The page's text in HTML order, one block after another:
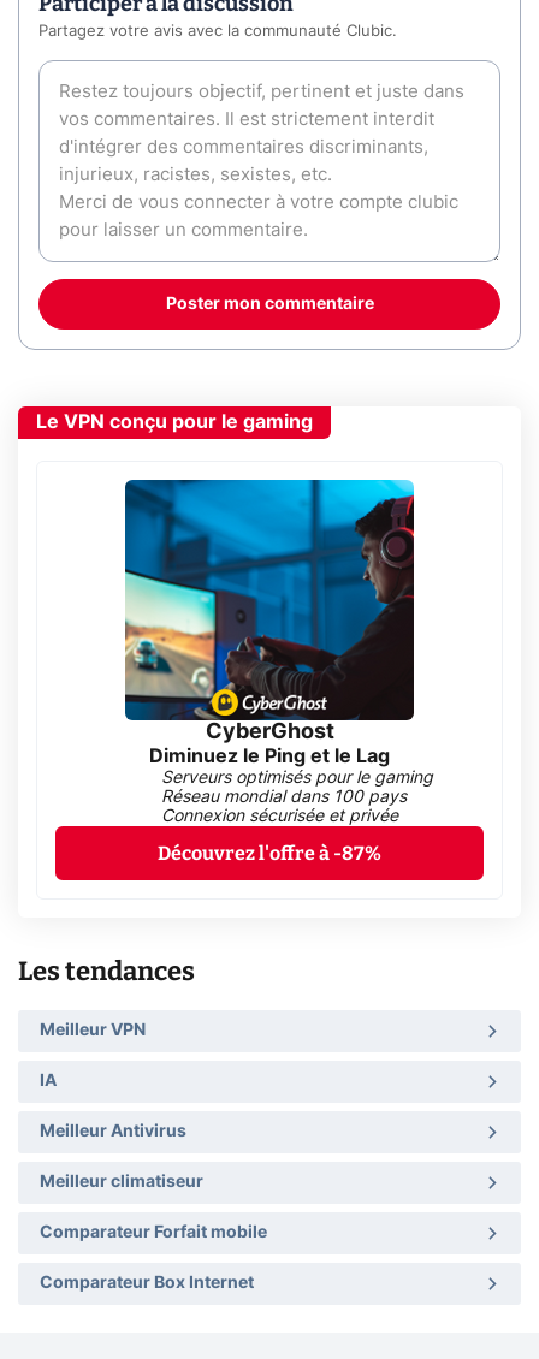
Partagez votre avis avec la communauté Clubic.
Poster mon commentaire
Le VPN conçu pour le gaming
CyberGhost
Diminuez le Ping et le Lag
Serveurs optimisés pour le gaming
Réseau mondial dans 100 pays
Connexion sécurisée et privée
Découvrez l'offre à -87%
Les tendances
Meilleur VPN
IA
Meilleur Antivirus
Meilleur climatiseur
Comparateur Forfait mobile
Comparateur Box Internet